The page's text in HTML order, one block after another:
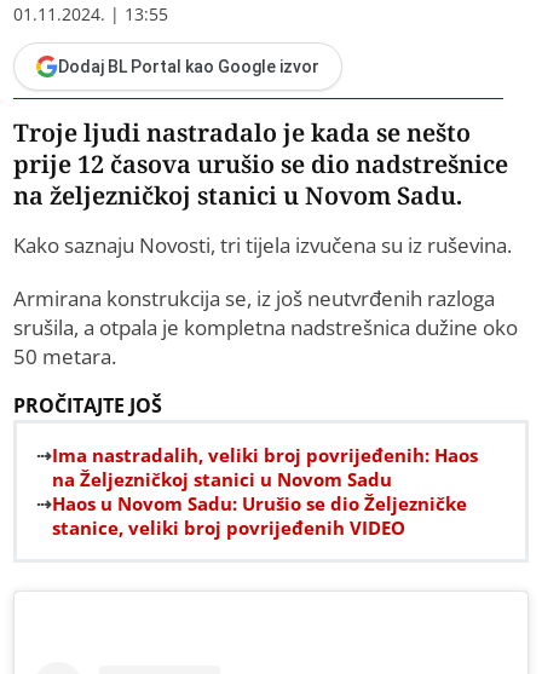
01.11.2024. | 13:55
Dodaj BL Portal kao Google izvor
Troje ljudi nastradalo je kada se nešto
prije 12 časova urušio se dio nadstrešnice
na željezničkoj stanici u Novom Sadu.
Kako saznaju Novosti, tri tijela izvučena su iz ruševina.
Armirana konstrukcija se, iz još neutvrđenih razloga
srušila, a otpala je kompletna nadstrešnica dužine oko
50 metara.
PROČITAJTE JOŠ
Ima nastradalih, veliki broj povrijeđenih: Haos
na Željezničkoj stanici u Novom Sadu
Haos u Novom Sadu: Urušio se dio Željezničke
stanice, veliki broj povrijeđenih VIDEO